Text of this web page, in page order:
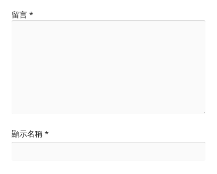
留言*
顯示名稱*